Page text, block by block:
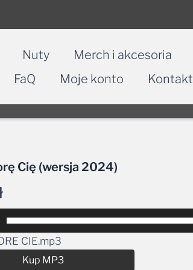
Nuty Merch i akcesoria
FaQ Moje konto Kontakt
Cię (wersja 2024)
CIE.mp3
Kup MP3